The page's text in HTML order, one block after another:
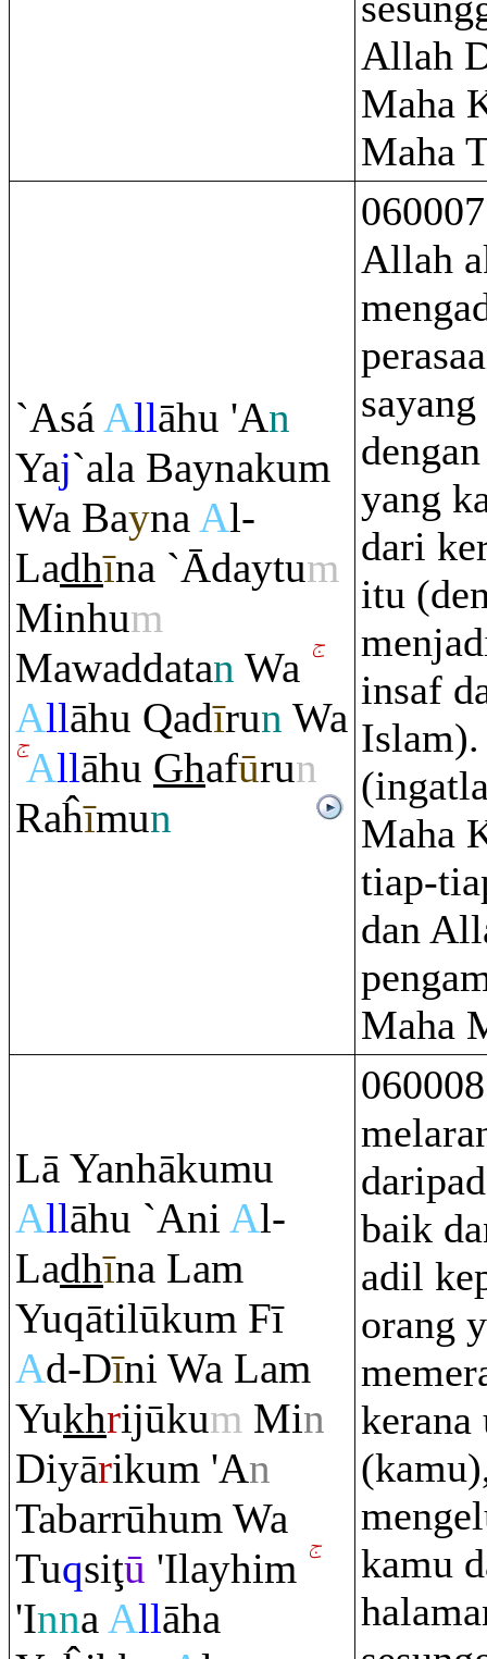
Allah
Maha
Maha
`AsáAllāhu 'An
Yaj`ala Baynakum
Wa BaynaAl-
Ladhīna `Ādaytum
Minhum
Mawaddatan Wa
Allāhu Qadīrun Wa
Allāhu Ghafūrun
Raĥīmun
Allah
yang
dari
itu
insaf
Maha
tiap-
dan
Maha
Lā Yanhākumu
Allāhu `Ani Al-
Ladhīna Lam
Yuqātilūkum Fī
Ad-Dīni Wa Lam
Yukhrijūkum Min
Diyārikum 'An
Tabarrūhum Wa
Tuqsiţū 'Ilayhim
'InnaAllāha
baik
adil
orang
kerana
kamu